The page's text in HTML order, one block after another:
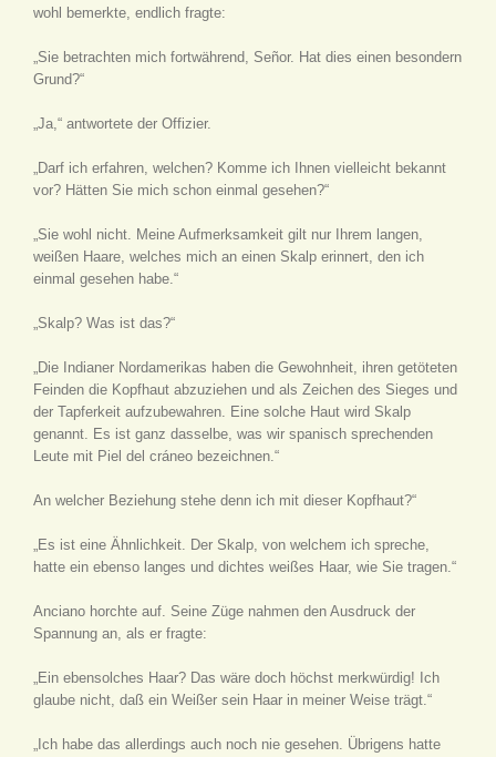
wohl bemerkte, endlich fragte:
„Sie betrachten mich fortwährend, Señor. Hat dies einen besondern
Grund?“
„Ja,“ antwortete der Offizier.
„Darf ich erfahren, welchen? Komme ich Ihnen vielleicht bekannt
vor? Hätten Sie mich schon einmal gesehen?“
„Sie wohl nicht. Meine Aufmerksamkeit gilt nur Ihrem langen,
weißen Haare, welches mich an einen Skalp erinnert, den ich
einmal gesehen habe.“
„Skalp? Was ist das?“
„Die Indianer Nordamerikas haben die Gewohnheit, ihren getöteten
Feinden die Kopfhaut abzuziehen und als Zeichen des Sieges und
der Tapferkeit aufzubewahren. Eine solche Haut wird Skalp
genannt. Es ist ganz dasselbe, was wir spanisch sprechenden
Leute mit Piel del cráneo bezeichnen.“
An welcher Beziehung stehe denn ich mit dieser Kopfhaut?“
„Es ist eine Ähnlichkeit. Der Skalp, von welchem ich spreche,
hatte ein ebenso langes und dichtes weißes Haar, wie Sie tragen.“
Anciano horchte auf. Seine Züge nahmen den Ausdruck der
Spannung an, als er fragte:
„Ein ebensolches Haar? Das wäre doch höchst merkwürdig! Ich
glaube nicht, daß ein Weißer sein Haar in meiner Weise trägt.“
„Ich habe das allerdings auch noch nie gesehen. Übrigens hatte